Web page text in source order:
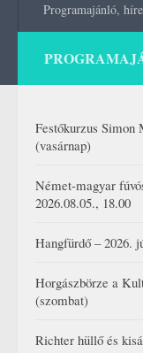
Programajánló,
Festőkurzus Simon
(vasárnap)
Német-magyar
2026.08.05., 18.00
Hangfürdő – 2026.
Horgászbörze a
(szombat)
Richter hüllő és